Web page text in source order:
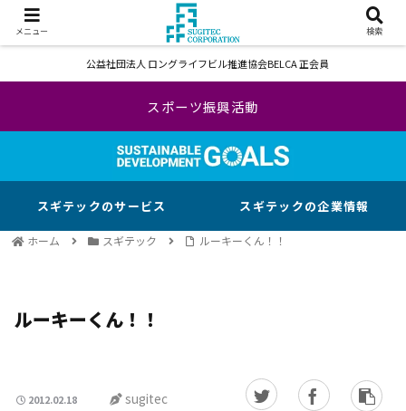
公益社団法人 ロングライフビル推進協会BELCA 正会員
スポーツ振興活動
スギテックのサービス スギテックの企業情報
ホーム スギテック ルーキーくん！！
ルーキーくん！！
2012.02.18 sugitec
メニュー 検索